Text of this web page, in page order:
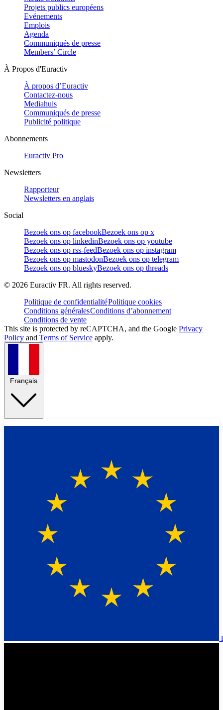
Projets publics européens
Evénements
Emplois
Agenda
Communiqués de presse
Members’ Circle
À Propos d'Euractiv
À propos d’Euractiv
Contactez-nous
Mediahuis
Communiqués de presse
Publicité politique
Abonnements
Euractiv Pro
Newsletters
Rapporteur
Newsletters en anglais
Social
Bezoek ons op facebookBezoek ons op x
Bezoek ons op linkedinBezoek ons op youtube
Bezoek ons op rss-feedBezoek ons op instagram
Bezoek ons op mastodonBezoek ons op telegram
Bezoek ons op blueskyBezoek ons op threads
© 2026 Euractiv FR. All rights reserved.
Politique de confidentialitéPolitique cookies
Conditions généralesConditions d’abonnement
Conditions de vente
This site is protected by reCAPTCHA, and the Google Privacy
Policy and Terms of Service apply.
Français